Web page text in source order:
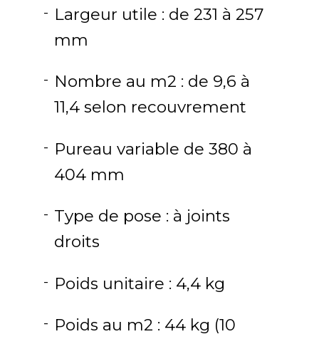
Largeur utile : de 231 à 257
mm
Nombre au m2 : de 9,6 à
11,4 selon recouvrement
Pureau variable de 380 à
404 mm
Type de pose : à joints
droits
Poids unitaire : 4,4 kg
Poids au m2 : 44 kg (10